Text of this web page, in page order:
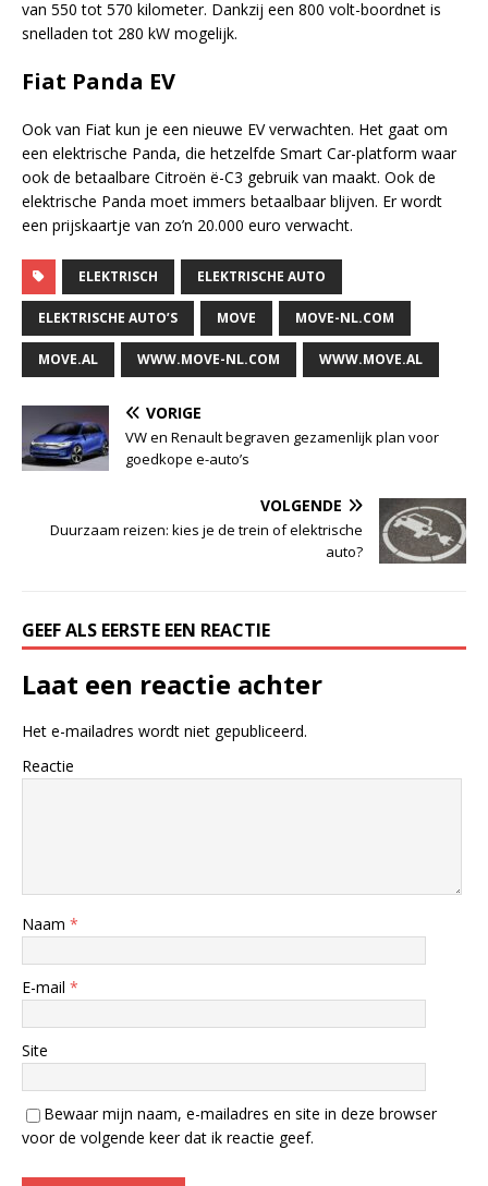
van 550 tot 570 kilometer. Dankzij een 800 volt-boordnet is
snelladen tot 280 kW mogelijk.
Fiat Panda EV
Ook van Fiat kun je een nieuwe EV verwachten. Het gaat om
een elektrische Panda, die hetzelfde Smart Car-platform waar
ook de betaalbare Citroën ë-C3 gebruik van maakt. Ook de
elektrische Panda moet immers betaalbaar blijven. Er wordt
een prijskaartje van zo’n 20.000 euro verwacht.
ELEKTRISCH ELEKTRISCHE AUTO
ELEKTRISCHE AUTO’S MOVE MOVE-NL.COM
MOVE.AL WWW.MOVE-NL.COM WWW.MOVE.AL
VORIGE
VW en Renault begraven gezamenlijk plan voor
goedkope e-auto’s
VOLGENDE
Duurzaam reizen: kies je de trein of elektrische
auto?
GEEF ALS EERSTE EEN REACTIE
Laat een reactie achter
Het e-mailadres wordt niet gepubliceerd.
Reactie
Naam *
E-mail *
Site
Bewaar mijn naam, e-mailadres en site in deze browser
voor de volgende keer dat ik reactie geef.